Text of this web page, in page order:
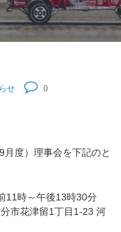
せ 0
度）理事会を下記のと
11時～午後13時30分
市花津留1丁目1-23 河